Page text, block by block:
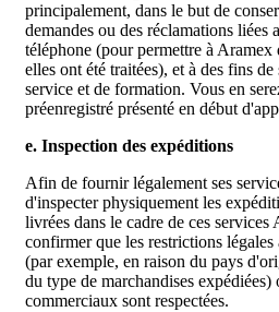
principalement, dans le but de
demandes ou des réclamations liées
téléphone (pour permettre à Aramex
elles ont été traitées), et à des fins
service et de formation. Vous en
préenregistré présenté en début
e. Inspection des expéditions
Afin de fournir légalement ses
d'inspecter physiquement les
livrées dans le cadre de ces
confirmer que les restrictions
(par exemple, en raison du pays
du type de marchandises expédiées)
commerciaux sont respectées.